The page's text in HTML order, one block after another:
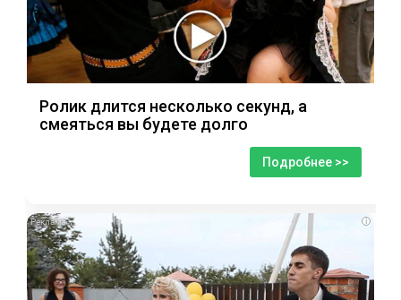
Ролик длится несколько секунд, а
смеяться вы будете долго
Подробнее >>
i